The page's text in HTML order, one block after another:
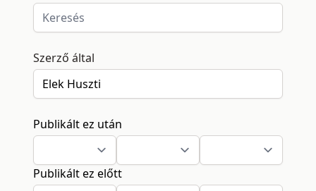
Szerző által
Publikált ez után
Publikált ez előtt